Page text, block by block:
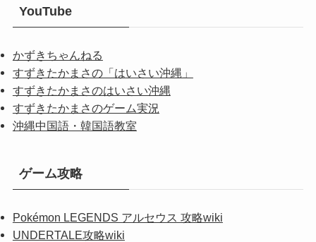
YouTube
かずきちゃんねる
すずきたかまさの「はいさい沖縄」
すずきたかまさのはいさい沖縄
すずきたかまさのゲーム実況
沖縄中国語・韓国語教室
ゲーム攻略
Pokémon LEGENDS アルセウス 攻略wiki
UNDERTALE攻略wiki